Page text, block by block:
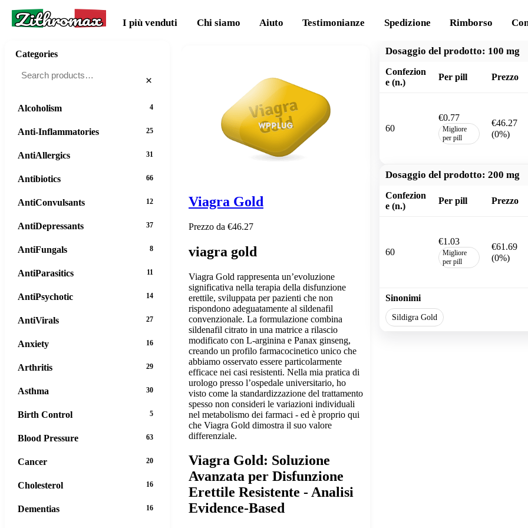
Zithromax I più venduti Chi siamo Aiuto Testimonianze Spedizione Rimborso
Viagra Gold
Prezzo da €46.27
viagra gold
Viagra Gold rappresenta un’evoluzione
significativa nella terapia della disfunzione
erettile, sviluppata per pazienti che non
rispondono adeguatamente al sildenafil
convenzionale. La formulazione combina
sildenafil citrato in una matrice a rilascio
modificato con L-arginina e Panax ginseng,
creando un profilo farmacocinetico unico che
abbiamo osservato essere particolarmente
efficace nei casi resistenti. Nella mia pratica di
urologo presso l’ospedale universitario, ho
visto come la standardizzazione del trattamento
spesso non consideri le variazioni individuali
nel metabolismo dei farmaci - ed è proprio qui
che Viagra Gold dimostra il suo valore
differenziale.
Viagra Gold: Soluzione
Avanzata per Disfunzione
Erettile Resistente - Analisi
Evidence-Based
Dosaggio del prodotto: 100 mg
Confezion
e (n.)
Per pill Prezzo
60
€0.77
Migliore
per pill
€46.27
(0%)
Dosaggio del prodotto: 200 mg
Confezion
e (n.)
Per pill Prezzo
60
€1.03
Migliore
per pill
€61.69
(0%)
Sinonimi
Sildigra Gold
Categories
×
Alcoholism 4
Anti-Inflammatories 25
AntiAllergics 31
Antibiotics 66
AntiConvulsants 12
AntiDepressants 37
AntiFungals 8
AntiParasitics 11
AntiPsychotic 14
AntiVirals 27
Anxiety 16
Arthritis 29
Asthma 30
Birth Control 5
Blood Pressure 63
Cancer 20
Cholesterol 16
Dementias 16